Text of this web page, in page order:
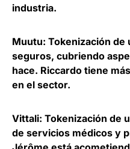
industria.
Muutu: Tokenización de
seguros, cubriendo
hace. Riccardo tiene
en el sector.
Vittali: Tokenización de
de servicios médicos y